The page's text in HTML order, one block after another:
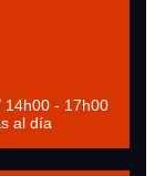
14h00 - 17h00
al día